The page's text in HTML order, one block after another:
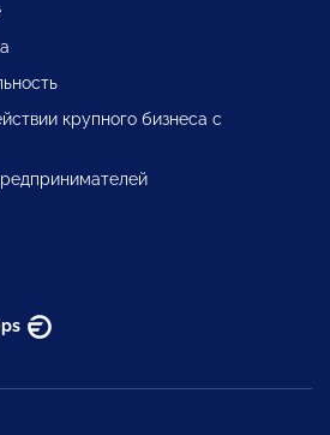
крупного бизнеса с